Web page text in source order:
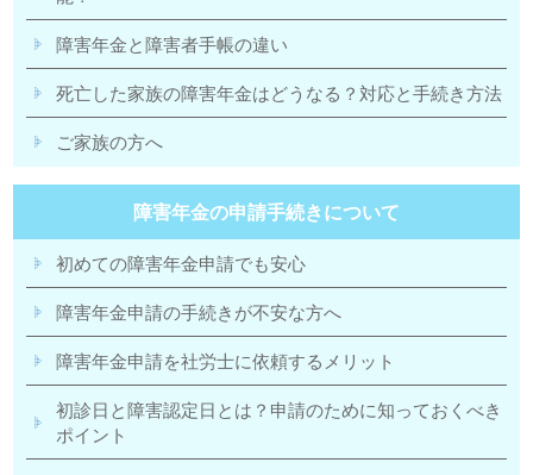
障害年金と障害者手帳の違い
死亡した家族の障害年金はどうなる？対応と手続き方法
ご家族の方へ
障害年金の申請手続きについて
初めての障害年金申請でも安心
障害年金申請の手続きが不安な方へ
障害年金申請を社労士に依頼するメリット
初診日と障害認定日とは？申請のために知っておくべき
ポイント